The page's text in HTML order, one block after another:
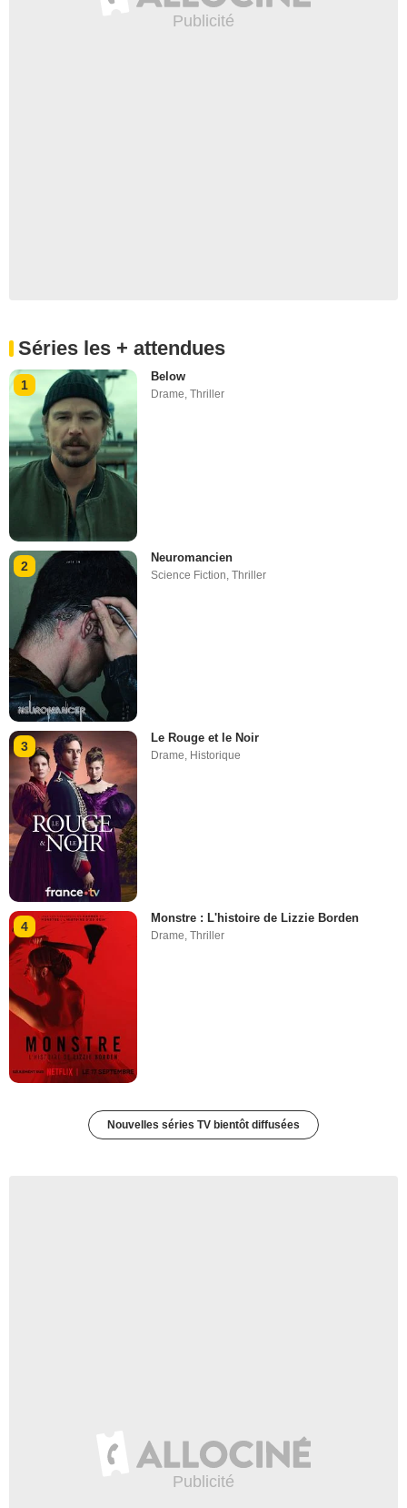
Séries les + attendues
1
Below
Drame,Thriller
2
Neuromancien
Science Fiction ,Thriller
3
Le Rouge et le Noir
Drame, Historique
4
Monstre : L'histoire de Lizzie Borden
Drame,Thriller
Nouvelles séries TV bientôt diffusées